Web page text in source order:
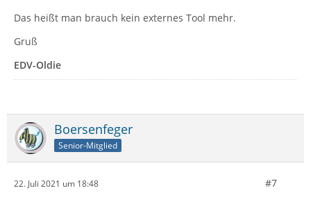
Das heißt man brauch kein externes Tool mehr.
Gruß
EDV-Oldie
Boersenfeger
Senior-Mitglied
22. Juli 2021 um 18:48 #7